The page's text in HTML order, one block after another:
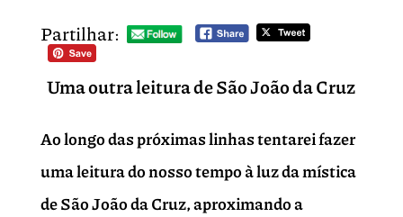
Partilhar:
Uma outra leitura de São João da Cruz
Ao longo das próximas linhas tentarei fazer
uma leitura do nosso tempo à luz da mística
de São João da Cruz, aproximando a